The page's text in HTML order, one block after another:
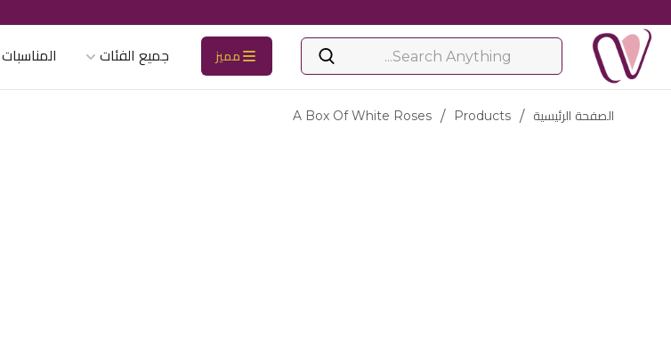
مميز جميع الفئات المناسبات
الصفحة الرئيسية /
Products
/
A Box Of White Roses